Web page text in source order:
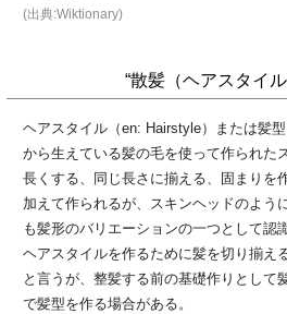
(出典:Wiktionary)
“散髪（ヘアスタイ
ヘアスタイル（en: Hairstyle）または髪
から生えている髪の毛を使って作られた
長くする、同じ長さに揃える、固まりを
加えて作られるが、スキンヘッドのよう
も髪形のバリエーションの一つとして認
ヘアスタイルを作るために髪を切り揃え
と言うが、整髪する前の基礎作りとして
で髪型を作る場合がある。